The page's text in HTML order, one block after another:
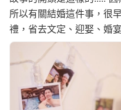
所以有關結婚這件事，很
禮，省去文定、迎娶、婚
可是如果單純去戶政登記